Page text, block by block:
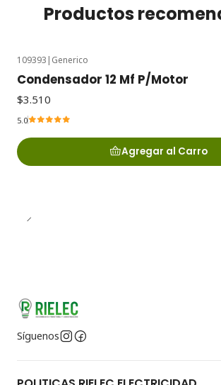
Productos
109393 | Generico
Condensador 12 Mf P/Motor
$3.510
5.0
Agregar al Carro
Síguenos